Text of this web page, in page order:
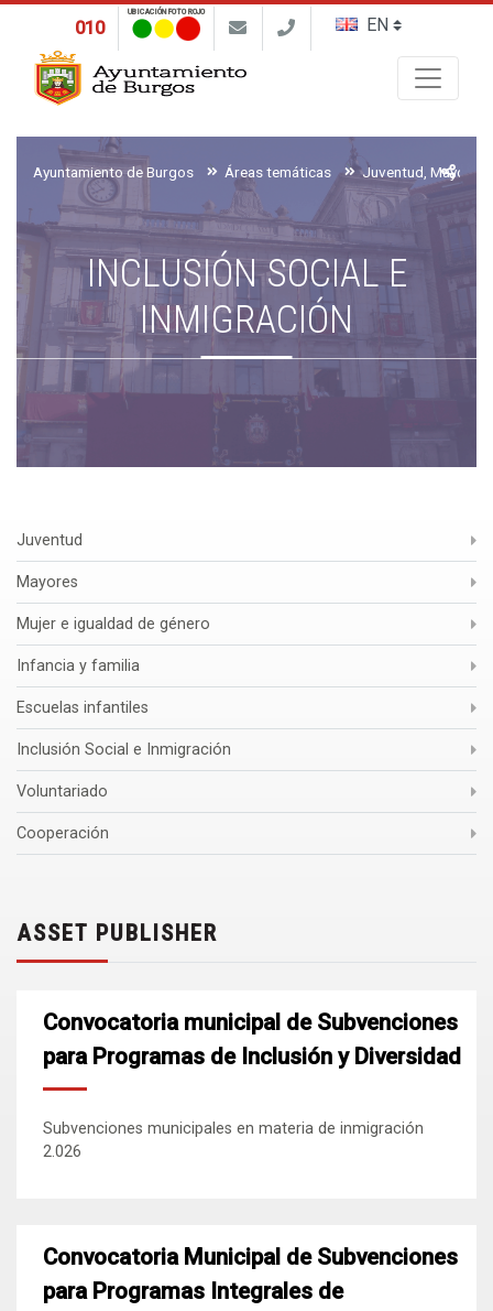
010
UBICACIÓN FOTO ROJO
Ayuntamiento de Burgos Áreas temáticas
INCLUSIÓN SOCIAL E
INMIGRACIÓN
Juventud
Mayores
Mujer e igualdad de género
Infancia y familia
Escuelas infantiles
Inclusión Social e Inmigración
Voluntariado
Cooperación
ASSET PUBLISHER
Convocatoria municipal de Subvenciones
para Programas de Inclusión y Diversidad
Subvenciones municipales en materia de inmigración
2.026
Convocatoria Municipal de Subvenciones
para Programas Integrales de